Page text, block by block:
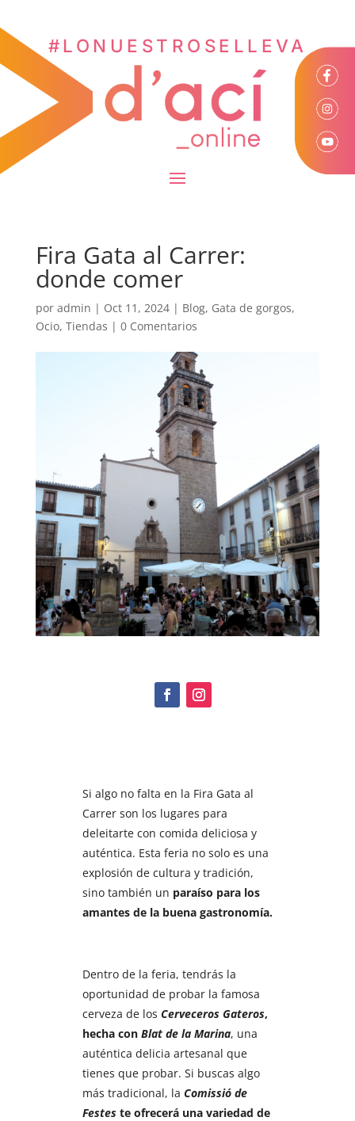
#LONUESTROSELLEVA
Fira Gata al Carrer:
donde comer
por admin | Oct 11, 2024| Blog, Gata de gorgos,
Ocio, Tiendas | 0 Comentarios
Si algo no falta en la Fira Gata al
Carrer son los lugares para
deleitarte con comida deliciosa y
auténtica. Esta feria no solo es una
explosión de cultura y tradición,
sino también un paraíso para los
amantes de la buena gastronomía.
Dentro de la feria, tendrás la
oportunidad de probar la famosa
cerveza de los Cerveceros Gateros,
hecha con Blat de la Marina, una
auténtica delicia artesanal que
tienes que probar. Si buscas algo
más tradicional, la Comissió de
Festeste ofrecerá una variedad de